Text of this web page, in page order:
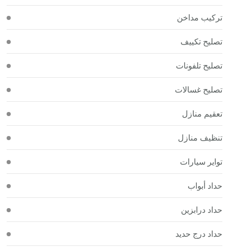
تركيب مداخن
تصليح تكييف
تصليح تلفونات
تصليح غسالات
تعقيم منازل
تنظيف منازل
تواير سيارات
حداد أبواب
حداد درابزين
حداد درج حديد